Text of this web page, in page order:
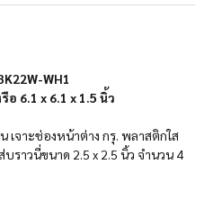
WH1
อ 6.1 x 6.1 x 1.5 นิ้ว
เจาะช่องหน้าต่าง กรุ. พลาสติกใส
บราวนี่ขนาด 2.5 x 2.5 นิ้ว จำนวน 4